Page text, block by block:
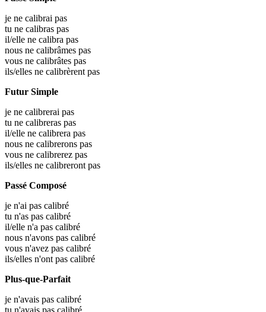
je ne calibrai pas
tu ne calibras pas
il/elle ne calibra pas
nous ne calibrâmes pas
vous ne calibrâtes pas
ils/elles ne calibrèrent pas
Futur Simple
je ne calibrerai pas
tu ne calibreras pas
il/elle ne calibrera pas
nous ne calibrerons pas
vous ne calibrerez pas
ils/elles ne calibreront pas
Passé Composé
je n'ai pas calibré
tu n'as pas calibré
il/elle n'a pas calibré
nous n'avons pas calibré
vous n'avez pas calibré
ils/elles n'ont pas calibré
Plus-que-Parfait
je n'avais pas calibré
tu n'avais pas calibré